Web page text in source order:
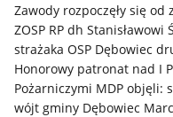
Zawody rozpoczęły się od
ZOSP RP dh
strażaka OSP Dębowiec
Honorowy patronat nad I
Pożarniczymi MDP objęli:
wójt gminy Dębowiec